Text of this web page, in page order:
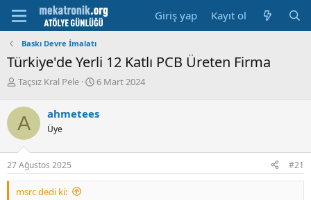
Giriş yap Kayıt ol
Baskı Devre İmalatı
Türkiye'de Yerli 12 Katlı PCB Üreten Firma
K
n
u
y
u
b
a
ş
l
Taçsız Kral Pele
B
l
a
a
6 Mart 2024
A ahmetees
Üye
27 Ağustos 2025 #21
msrc dedi ki: